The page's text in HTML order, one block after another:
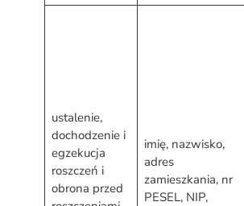
ustalenie,
dochodzenie i
egzekucja
roszczeń i
obrona przed
imię, nazwisko,
adres
zamieszkania, nr
PESEL, NIP,